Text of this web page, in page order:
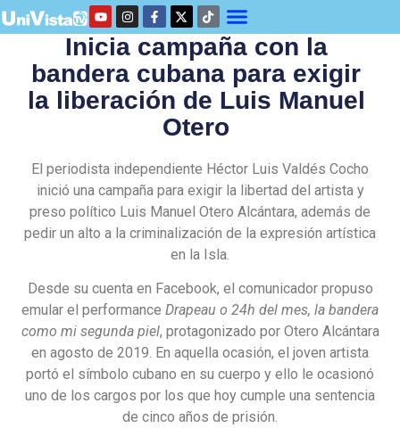
Inicia campaña con la
bandera cubana para exigir
la liberación de Luis Manuel
Otero
El periodista independiente Héctor Luis Valdés Cocho
inició una campaña para exigir la libertad del artista y
preso político Luis Manuel Otero Alcántara, además de
pedir un alto a la criminalización de la expresión artística
en la Isla.
Desde su cuenta en Facebook, el comunicador propuso
emular el performance Drapeau o 24h del mes, la bandera
como mi segunda piel, protagonizado por Otero Alcántara
en agosto de 2019. En aquella ocasión, el joven artista
portó el símbolo cubano en su cuerpo y ello le ocasionó
uno de los cargos por los que hoy cumple una sentencia
de cinco años de prisión.